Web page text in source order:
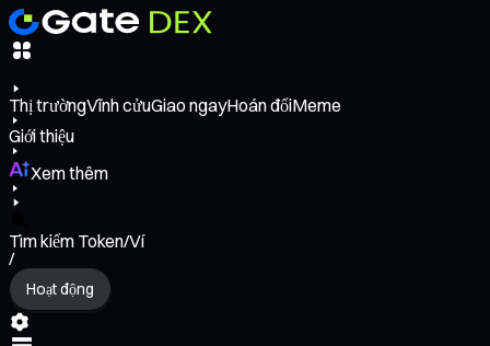
Thị trườngVĩnh cửuGiao ngayHoán đổiMeme
Giới thiệu
Xem thêm
Tìm kiếm Token/Ví
/
Hoạt động